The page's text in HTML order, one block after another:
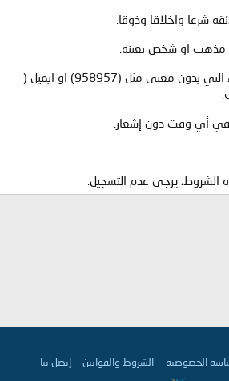
شرعا واخلاقا وذوقا.
مذهب او شخص بعينه.
كما يمنع استخدام الاسماء التي بدون معنى مثل (958957) او ايميل (
في أي وقت دون إشعار.
الشروط، يرجى عدم التسجيل.
الخصوصية الشروط والقوانين إتصل بنا